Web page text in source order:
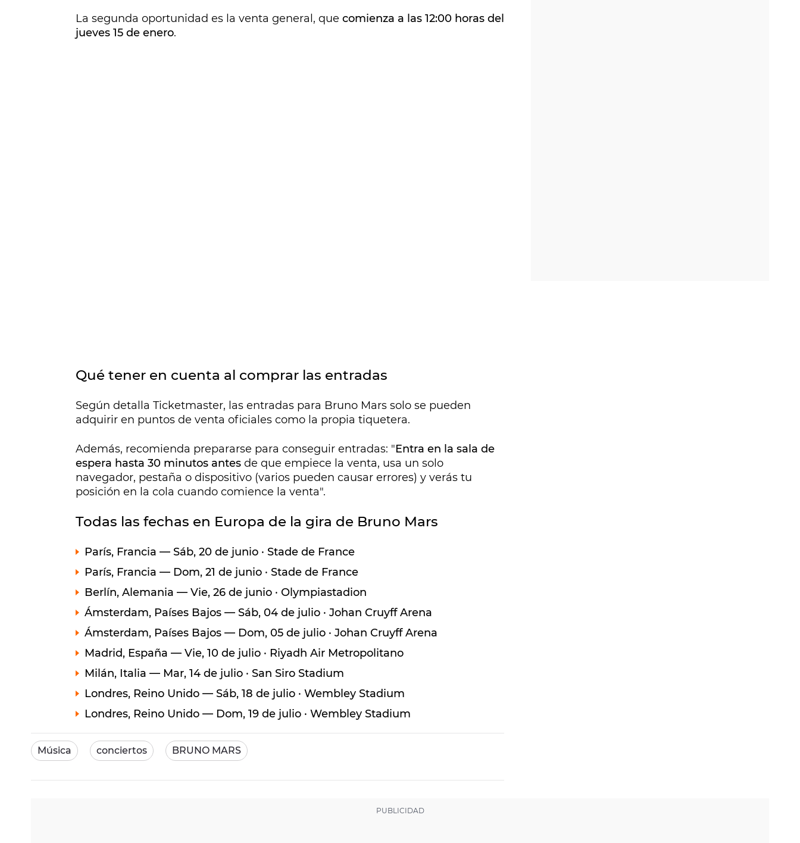
La segunda oportunidad es la venta general, que comienza a las 12:00 horas del
jueves 15 de enero.
Qué tener en cuenta al comprar las entradas
Según detalla Ticketmaster, las entradas para Bruno Mars solo se pueden
adquirir en puntos de venta oficiales como la propia tiquetera.
Además, recomienda prepararse para conseguir entradas: "Entra en la sala de
espera hasta 30 minutos antes de que empiece la venta, usa un solo
navegador, pestaña o dispositivo (varios pueden causar errores) y verás tu
posición en la cola cuando comience la venta".
Todas las fechas en Europa de la gira de Bruno Mars
París, Francia — Sáb, 20 de junio · Stade de France
París, Francia — Dom, 21 de junio · Stade de France
Berlín, Alemania — Vie, 26 de junio · Olympiastadion
Ámsterdam, Países Bajos — Sáb, 04 de julio · Johan Cruyff Arena
Ámsterdam, Países Bajos — Dom, 05 de julio · Johan Cruyff Arena
Madrid, España — Vie, 10 de julio · Riyadh Air Metropolitano
Milán, Italia — Mar, 14 de julio · San Siro Stadium
Londres, Reino Unido — Sáb, 18 de julio · Wembley Stadium
Londres, Reino Unido — Dom, 19 de julio · Wembley Stadium
Música conciertos BRUNO MARS